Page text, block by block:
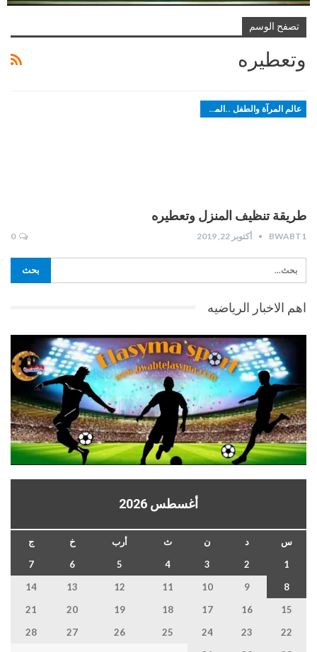
تصفح الوسم
وتعطيره
عالم المرآة والطفل ..الموضة
طريقة تنظيف المنزل وتعطيره
BWABT1 أكتوبر 22, 2019 0
اهم الاخبار الرياضيه
أغسطس 2026
س د ن ث أرب خ
ج
1
2
3
4
5
6
7
8
9
10
11
12
13
14
15
16
17
18
19
20
21
22
23
24
25
26
27
28